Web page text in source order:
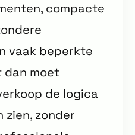
compacte
vaak beperkte
dan moet
de logica
zien, zonder